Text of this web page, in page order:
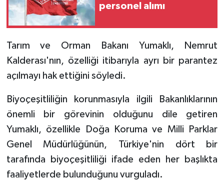
personel alımı
Tarım ve Orman Bakanı Yumaklı, Nemrut
Kalderası'nın, özelliği itibarıyla ayrı bir parantez
açılmayı hak ettiğini söyledi.
Biyoçeşitliliğin korunmasıyla ilgili Bakanlıklarının
önemli bir görevinin olduğunu dile getiren
Yumaklı, özellikle Doğa Koruma ve Milli Parklar
Genel Müdürlüğünün, Türkiye'nin dört bir
tarafında biyoçeşitliliği ifade eden her başlıkta
faaliyetlerde bulunduğunu vurguladı.